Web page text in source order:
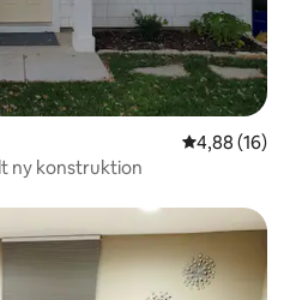
4,88 av 5 i
4,88 (16)
ny konstruktion